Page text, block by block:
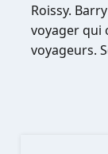
Roissy.
voyager qui
voyageurs.